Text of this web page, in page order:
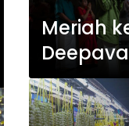
Meriah